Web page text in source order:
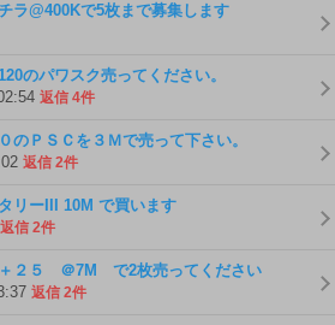
ラ@400Kで5枚まで募集します
のパワスク売ってください。
返信 4件
のＰＳＣを３Ｍで売って下さい。
返信 2件
リーIII 10M で買います
返信 2件
＋２５ ＠7M で2枚売ってください
返信 2件